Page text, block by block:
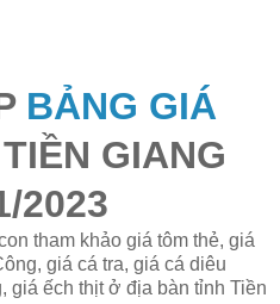
BẢNG GIÁ
TIỀN GIANG
2023
tham khảo giá tôm thẻ, giá
giá cá tra, giá cá diêu
giá ếch thịt ở địa bàn tỉnh Tiền